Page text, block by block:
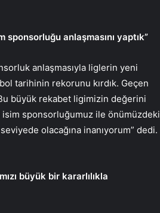
anlaşmasını yaptık”
anlaşmasıyla liglerin yeni
tarihinin rekorunu kırdık. Geçen
büyük rekabet ligimizin değerini
isim sponsorluğumuz ile önümüzdeki
olacağına inanıyorum” dedi.
büyük bir kararlılıkla